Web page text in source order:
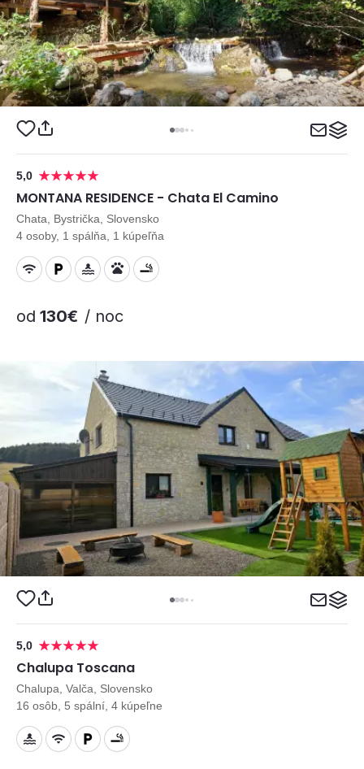
5,0
MONTANA RESIDENCE - Chata El Camino
Chata, Bystrička, Slovensko
4 osoby, 1 spálňa, 1 kúpeľňa
od 130€ / noc
5,0
Chalupa Toscana
Chalupa, Valča, Slovensko
16 osôb, 5 spální, 4 kúpeľne